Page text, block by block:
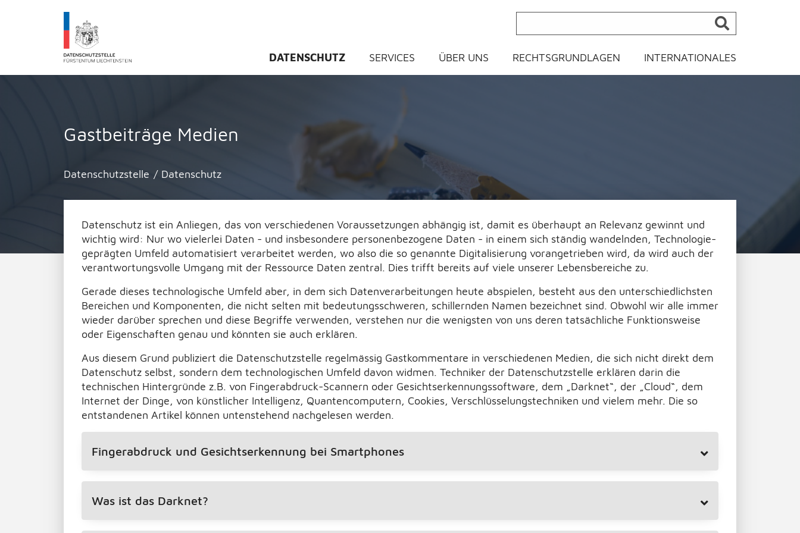
Datenschutzstelle Fürstentums Liechtenstein
DATENSCHUTZ SERVICES ÜBER UNS RECHTSGRUNDLAGEN INTERNATIONALES
Gastbeiträge Medien
Datenschutzstelle / Datenschutz
Datenschutz ist ein Anliegen, das von verschiedenen Voraussetzungen abhängig ist, damit es überhaupt an Relevanz gewinnt und
wichtig wird: Nur wo vielerlei Daten - und insbesondere personenbezogene Daten - in einem sich ständig wandelnden, Technologie-
geprägten Umfeld automatisiert verarbeitet werden, wo also die so genannte Digitalisierung vorangetrieben wird, da wird auch der
verantwortungsvolle Umgang mit der Ressource Daten zentral. Dies trifft bereits auf viele unserer Lebensbereiche zu.
Gerade dieses technologische Umfeld aber, in dem sich Datenverarbeitungen heute abspielen, besteht aus den unterschiedlichsten
Bereichen und Komponenten, die nicht selten mit bedeutungsschweren, schillernden Namen bezeichnet sind. Obwohl wir alle immer
wieder darüber sprechen und diese Begriffe verwenden, verstehen nur die wenigsten von uns deren tatsächliche Funktionsweise
oder Eigenschaften genau und könnten sie auch erklären.
Aus diesem Grund publiziert die Datenschutzstelle regelmässig Gastkommentare in verschiedenen Medien, die sich nicht direkt dem
Datenschutz selbst, sondern dem technologischen Umfeld davon widmen. Techniker der Datenschutzstelle erklären darin die
technischen Hintergründe z.B. von Fingerabdruck-Scannern oder Gesichtserkennungssoftware, dem „Darknet“, der „Cloud“, dem
Internet der Dinge, von künstlicher Intelligenz, Quantencomputern, Cookies, Verschlüsselungstechniken und vielem mehr. Die so
entstandenen Artikel können untenstehend nachgelesen werden.
Fingerabdruck und Gesichtserkennung bei Smartphones
Was ist das Darknet?